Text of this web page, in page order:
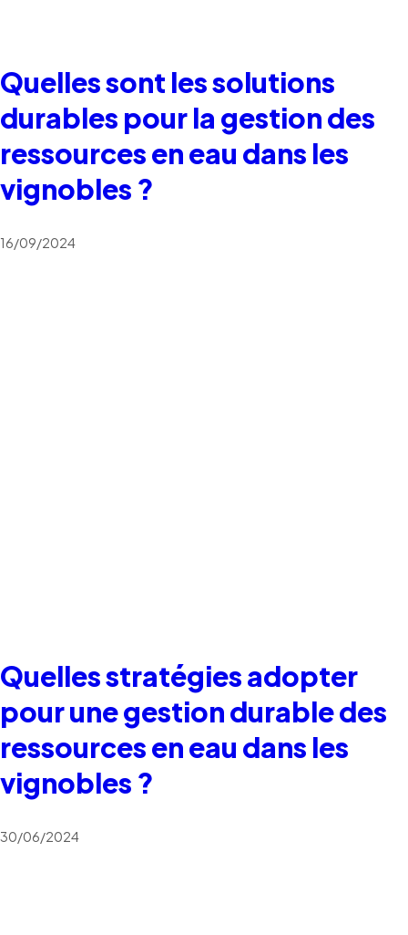
Quelles sont les solutions
durables pour la gestion des
ressources en eau dans les
vignobles ?
16/09/2024
Quelles stratégies adopter
pour une gestion durable des
ressources en eau dans les
vignobles ?
30/06/2024